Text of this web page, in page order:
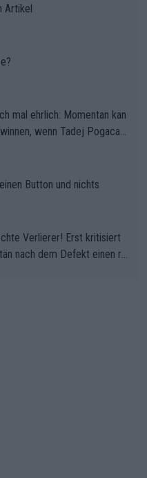
Artikel
mal ehrlich: Momentan kan
wenn Tadej Pogacar
Button und nichts
Verlierer! Erst kritisiert
nach dem Defekt einen ro